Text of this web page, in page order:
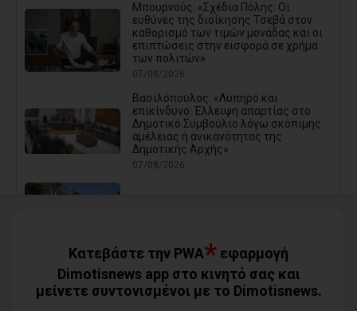
Μπουρνούς: «Σχέδια Πόλης: Οι
ευθύνες της διοίκησης Τσεβά στον
καθορισμό των τιμών μονάδας και οι
επιπτώσεις στην εισφορά σε χρήμα
των πολιτών»
07/08/2026
Βασιλόπουλος: «Λυπηρό και
επικίνδυνο: Έλλειψη απαρτίας στο
Δημοτικό Συμβούλιο λόγω σκόπιμης
αμέλειας ή ανικανότητας της
Δημοτικής Αρχής»
07/08/2026
07/08/2026
Χάρης Δούκας: Η καλύτερή μου να
Κατεβάστε την PWA* εφαρμογή
Dimotisnews app στο κινητό σας και
μείνετε συντονισμένοι με το Dimotisnews.